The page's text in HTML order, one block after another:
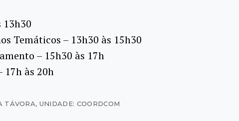
13h30
Temáticos – 13h30 às 15h30
– 15h30 às 17h
17h às 20h
TÁVORA, UNIDADE: COORDCOM